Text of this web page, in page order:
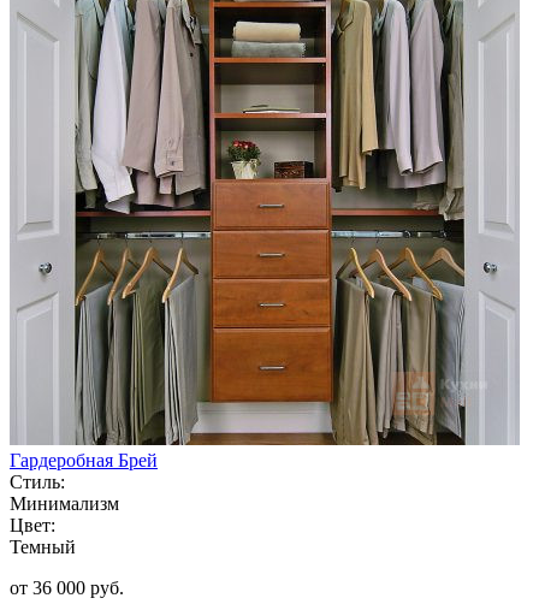
Гардеробная Брей
Стиль:
Минимализм
Цвет:
Темный
от 36 000 руб.